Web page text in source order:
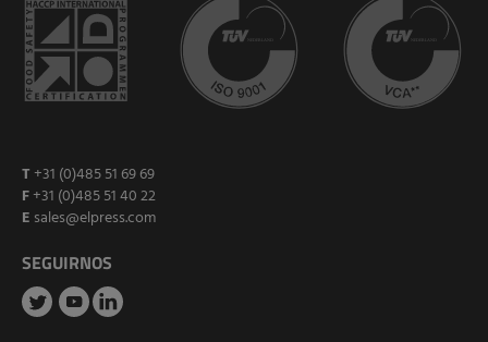
T +31 (0)485 51 69 69
F+31 (0)485 51 40 22
E sales@elpress.com
SEGUIRNOS